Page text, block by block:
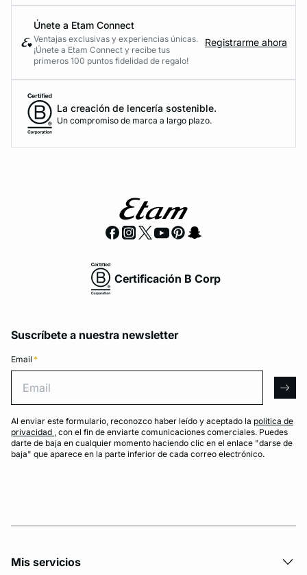
Únete a Etam Connect
Ventajas exclusivas y experiencias únicas.
¡Únete a Etam Connect y recibe tus
primeros 100 puntos fidelidad de regalo!
Registrarme ahora
La creación de lencería sostenible.
Un compromiso de marca a largo plazo.
Certificación B Corp
Suscríbete a nuestra newsletter
Email *
Al enviar este formulario, reconozco haber leído y aceptado la política de
privacidad , con el fin de enviarte comunicaciones comerciales. Puedes
darte de baja en cualquier momento haciendo clic en el enlace "darse de
baja" que aparece en la parte inferior de cada correo electrónico.
Mis servicios